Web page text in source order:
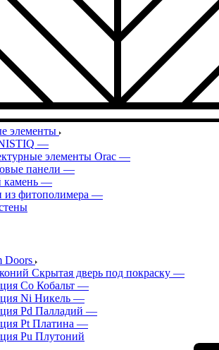
элементы
—
элементы Orac —
панели —
камень —
из фитополимера —
Doors
Скрытая дверь под покраску —
Co Кобальт —
Ni Никель —
Pd Палладий —
Pt Платина —
Pu Плутоний